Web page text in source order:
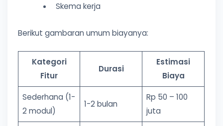
Skema kerja
Berikut gambaran umum biayanya:
Kategori
Fitur
Durasi
Estimasi
Biaya
Sederhana (1-
2 modul)
1-2 bulan
Rp 50 – 100
juta